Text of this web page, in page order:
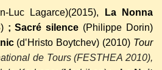
Luc Lagarce)(2015),
La Nonna
; Sacré silence (Philippe Dorin)
(d‛Hristo Boytchev) (2010) Tour
de Tours (FESTHEA 2010),